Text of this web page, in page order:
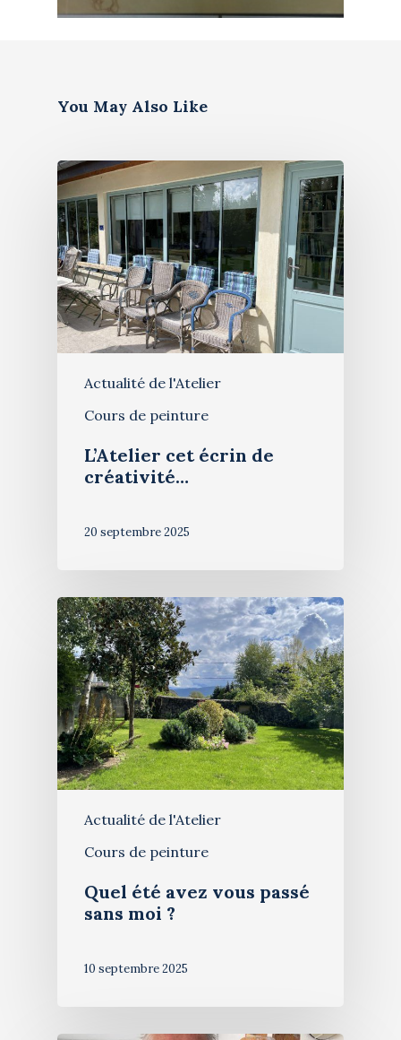
You May Also Like
Actualité de l'Atelier
Cours de peinture
L’Atelier cet écrin de
créativité…
20 septembre 2025
Actualité de l'Atelier
Cours de peinture
Quel été avez vous passé
sans moi ?
10 septembre 2025
Artiste
Bio & histoire
Restauration de
Stages de peinture
Galerie
Blog
Contact
Exposition 2026